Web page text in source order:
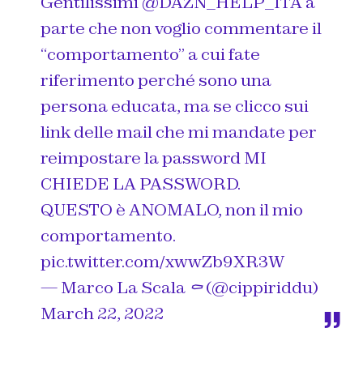
parte che non voglio commentare il
“comportamento” a cui fate
riferimento perché sono una
persona educata, ma se clicco sui
link delle mail che mi mandate per
reimpostare la password MI
CHIEDE LA PASSWORD.
QUESTO è ANOMALO, non il mio
comportamento.
pic.twitter.com/xwwZb9XR3W
— Marco La Scala ⚰️ (@cippiriddu)
March 22, 2022